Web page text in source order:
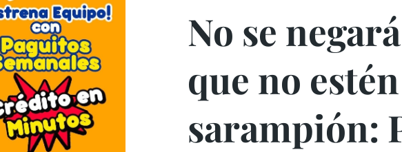
No se
que no
sarampión: